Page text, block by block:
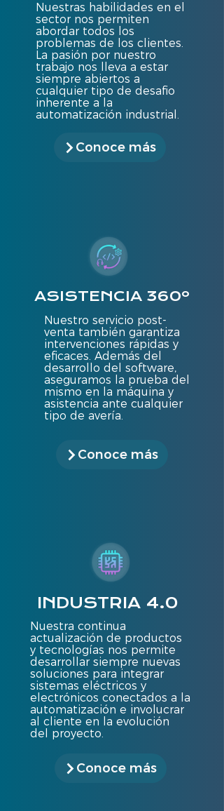
Nuestras habilidades en el
sector nos permiten
abordar todos los
problemas de los clientes.
La pasión por nuestro
trabajo nos lleva a estar
siempre abiertos a
cualquier tipo de desafio
inherente a la
automatización industrial.
Conoce más
ASISTENCIA 360º
Nuestro servicio post-
venta también garantiza
intervenciones rápidas y
eficaces. Además del
desarrollo del software,
aseguramos la prueba del
mismo en la máquina y
asistencia ante cualquier
tipo de avería.
Conoce más
INDUSTRIA 4.0
Nuestra continua
actualización de productos
y tecnologías nos permite
desarrollar siempre nuevas
soluciones para integrar
sistemas eléctricos y
electrónicos conectados a la
automatización e involucrar
al cliente en la evolución
del proyecto.
Conoce más